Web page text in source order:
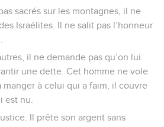
sacrés sur les montagnes, il ne
Israélites. Il ne salit pas l’honneur
il ne demande pas qu’on lui
une dette. Cet homme ne vole
manger à celui qui a faim, il couvre
est nu.
Il prête son argent sans